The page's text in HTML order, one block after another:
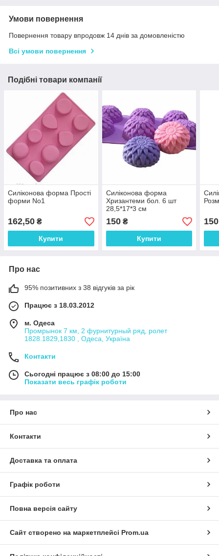
Умови повернення
Повернення товару впродовж 14 днів за домовленістю
Всі умови повернення
Подібні товари компанії
Силіконова форма Прості
форми No1
162,50 ₴
Купити
Силіконова форма
Хризантеми бол. 6 шт
28,5*17*3 см
150₴
Купити
150
Про нас
95% позитивних з 38 відгуків за рік
Працює з 18.03.2012
м. Одеса
Промрынок 7 км, 2 фурнитурный ряд, ролет
1828.1829,1830 , Одеса, Україна
Контакти
Сьогодні працює з 08:00 до 15:00
Показати весь графік роботи
Про нас
Контакти
Доставка та оплата
Графік роботи
Повна версія сайту
Сайт створено на маркетплейсі Prom.ua